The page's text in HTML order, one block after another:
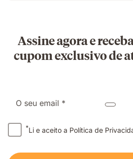
Assine agora e
cupom exclusivo de
O seu email *
*Li e aceito a Política de